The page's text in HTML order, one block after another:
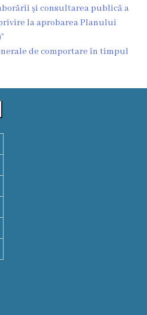
și consultarea publică a
la aprobarea Planului
de comportare în timpul